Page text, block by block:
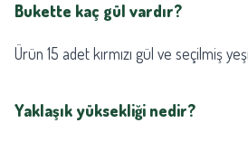
Bukette kaç gül vardır?
Ürün 15 adet kırmızı gül ve seçilmiş
Yaklaşık yüksekliği nedir?